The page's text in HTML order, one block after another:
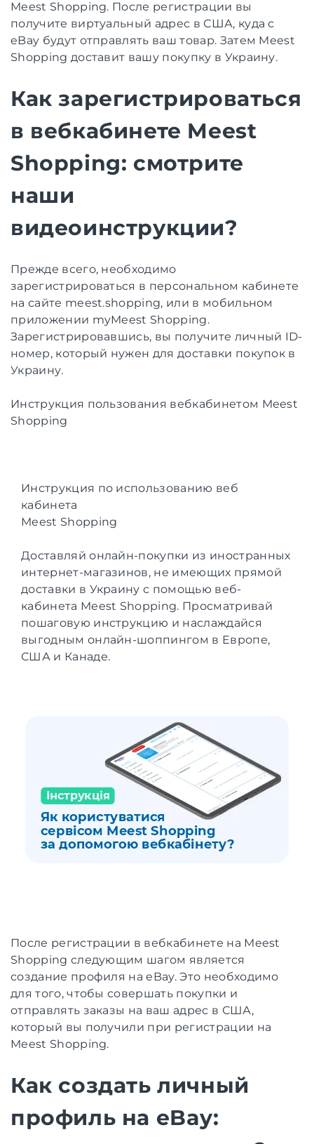
Meest Shopping. После регистрации вы
получите виртуальный адрес в США, куда с
eBay будут отправлять ваш товар. Затем Meest
Shopping доставит вашу покупку в Украину.
Как зарегистрироваться
в вебкабинете Meest
Shopping: смотрите
наши
видеоинструкции?
Прежде всего, необходимо
зарегистрироваться в персональном кабинете
на сайте meest.shopping, или в мобильном
приложении myMeest Shopping.
Зарегистрировавшись, вы получите личный ID-
номер, который нужен для доставки покупок в
Украину.
Инструкция пользования вебкабинетом Meest
Shopping
Инструкция по использованию веб
кабинета
Meest Shopping
Доставляй онлайн-покупки из иностранных
интернет-магазинов, не имеющих прямой
доставки в Украину с помощью веб-
кабинета Meest Shopping. Просматривай
пошаговую инструкцию и наслаждайся
выгодным онлайн-шоппингом в Европе,
США и Канаде.
После регистрации в вебкабинете на Meest
Shopping следующим шагом является
создание профиля на eBay. Это необходимо
для того, чтобы совершать покупки и
отправлять заказы на ваш адрес в США,
который вы получили при регистрации на
Meest Shopping.
Как создать личный
профиль на eBay: